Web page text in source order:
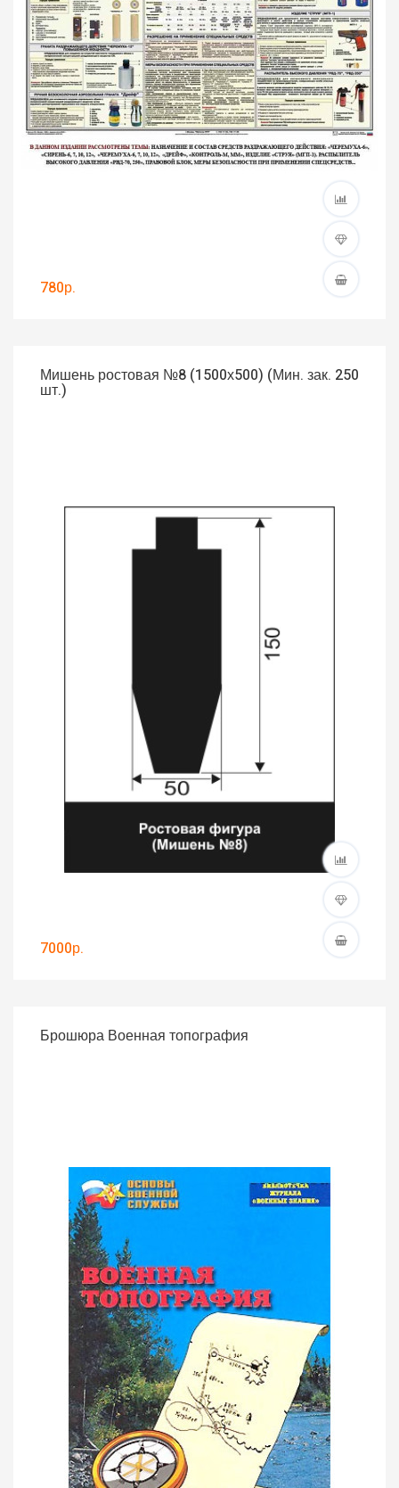
780р.
Мишень ростовая №8 (1500х500) (Мин. зак. 250
шт.)
7000р.
Брошюра Военная топография